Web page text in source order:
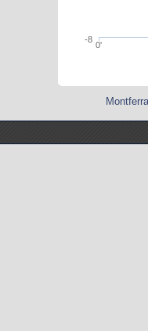
0'
-8